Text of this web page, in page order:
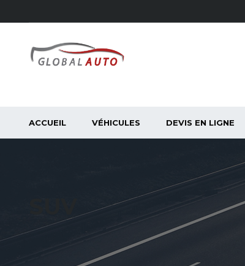
ACCUEIL VÉHICULES DEVIS EN LIGNE